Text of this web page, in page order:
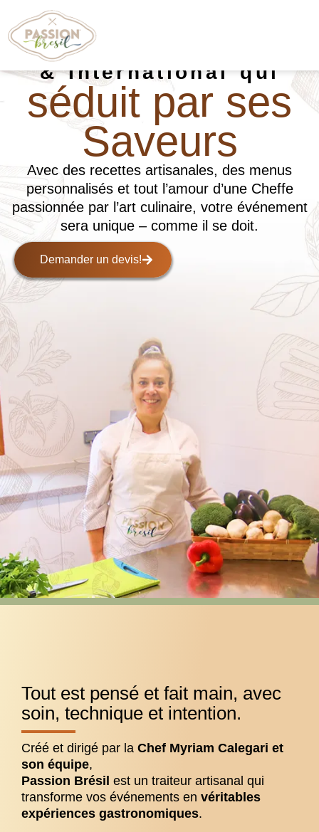
Traiteur Brésilien
& International qui
séduit par ses
Saveurs
Avec des recettes artisanales, des menus
personnalisés et tout l’amour d’une Cheffe
passionnée par l’art culinaire, votre événement
sera unique – comme il se doit.
Demander un devis!
Tout est pensé et fait main, avec
soin, technique et intention.
Créé et dirigé par la Chef Myriam Calegari et
son équipe,
Passion Brésil est un traiteur artisanal qui
transforme vos événements en véritables
expériences gastronomiques.